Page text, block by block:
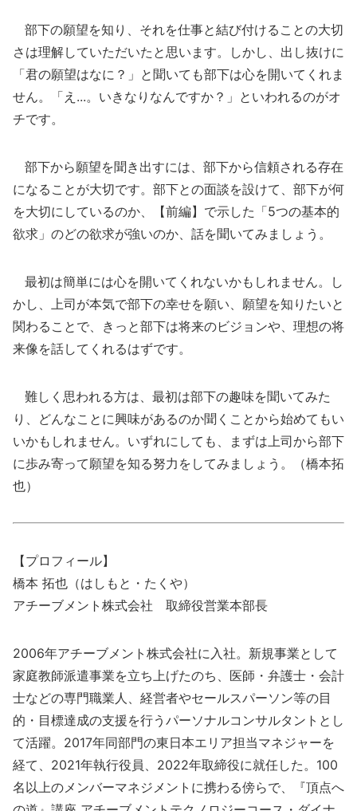
部下の願望を知り、それを仕事と結び付けることの大切
さは理解していただいたと思います。しかし、出し抜けに
「君の願望はなに？」と聞いても部下は心を開いてくれま
せん。「え...。いきなりなんですか？」といわれるのがオ
チです。
部下から願望を聞き出すには、部下から信頼される存在
になることが大切です。部下との面談を設けて、部下が何
を大切にしているのか、【前編】で示した「5つの基本的
欲求」のどの欲求が強いのか、話を聞いてみましょう。
最初は簡単には心を開いてくれないかもしれません。し
かし、上司が本気で部下の幸せを願い、願望を知りたいと
関わることで、きっと部下は将来のビジョンや、理想の将
来像を話してくれるはずです。
難しく思われる方は、最初は部下の趣味を聞いてみた
り、どんなことに興味があるのか聞くことから始めてもい
いかもしれません。いずれにしても、まずは上司から部下
に歩み寄って願望を知る努力をしてみましょう。（橋本拓
也）
【プロフィール】
橋本 拓也（はしもと・たくや）
アチーブメント株式会社 取締役営業本部長
2006年アチーブメント株式会社に入社。新規事業として
家庭教師派遣事業を立ち上げたのち、医師・弁護士・会計
士などの専門職業人、経営者やセールスパーソン等の目
的・目標達成の支援を行うパーソナルコンサルタントとし
て活躍。2017年同部門の東日本エリア担当マネジャーを
経て、2021年執行役員、2022年取締役に就任した。100
名以上のメンバーマネジメントに携わる傍らで、『頂点へ